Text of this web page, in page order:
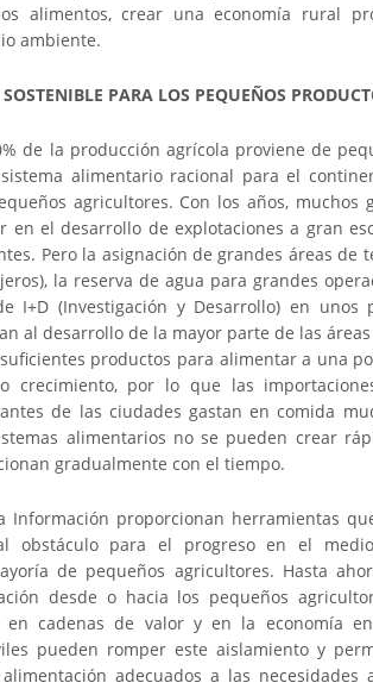
alimentos, crear una economía rural
ambiente.
PARA LOS PEQUEÑOS
de la producción agrícola proviene de
alimentario racional para el
agricultores. Con los años, muchos
en el desarrollo de explotaciones a gran
Pero la asignación de grandes áreas de
la reserva de agua para grandes
I+D (Investigación y Desarrollo) en unos
al desarrollo de la mayor parte de las
productos para alimentar a una
crecimiento, por lo que las
de las ciudades gastan en comida
alimentarios no se pueden crear
gradualmente con el tiempo.
Información proporcionan herramientas
obstáculo para el progreso en el
de pequeños agricultores. Hasta
desde o hacia los pequeños
en cadenas de valor y en la economía
pueden romper este aislamiento y
adecuados a las necesidades